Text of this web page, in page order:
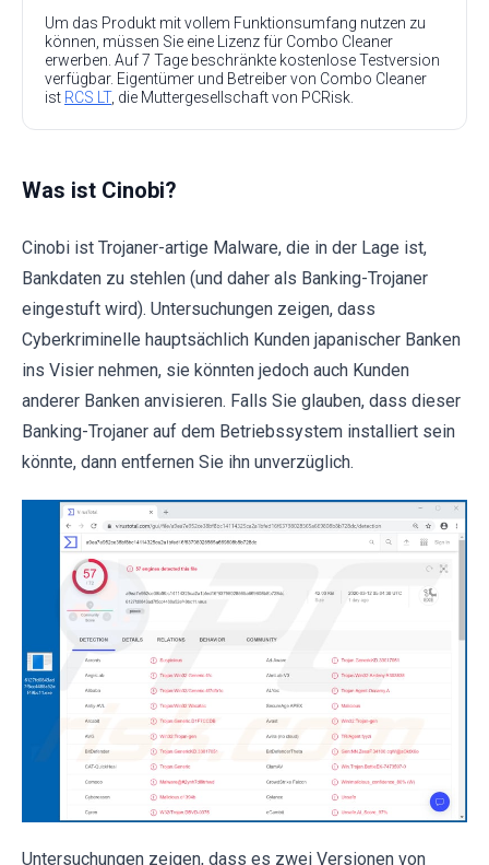
Um das Produkt mit vollem Funktionsumfang nutzen zu
können, müssen Sie eine Lizenz für Combo Cleaner
erwerben. Auf 7 Tage beschränkte kostenlose Testversion
verfügbar. Eigentümer und Betreiber von Combo Cleaner
ist RCS LT, die Muttergesellschaft von PCRisk.
Was ist Cinobi?
Cinobi ist Trojaner-artige Malware, die in der Lage ist,
Bankdaten zu stehlen (und daher als Banking-Trojaner
eingestuft wird). Untersuchungen zeigen, dass
Cyberkriminelle hauptsächlich Kunden japanischer Banken
ins Visier nehmen, sie könnten jedoch auch Kunden
anderer Banken anvisieren. Falls Sie glauben, dass dieser
Banking-Trojaner auf dem Betriebssystem installiert sein
könnte, dann entfernen Sie ihn unverzüglich.
Untersuchungen zeigen, dass es zwei Versionen von